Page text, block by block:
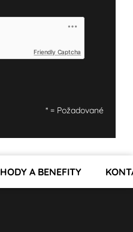
Friendly Captcha
*= Požadované
A BENEFITY